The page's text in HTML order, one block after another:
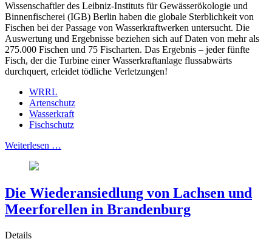
Wissenschaftler des Leibniz-Instituts für Gewässerökologie und
Binnenfischerei (IGB) Berlin haben die globale Sterblichkeit von
Fischen bei der Passage von Wasserkraftwerken untersucht. Die
Auswertung und Ergebnisse beziehen sich auf Daten von mehr als
275.000 Fischen und 75 Fischarten. Das Ergebnis – jeder fünfte
Fisch, der die Turbine einer Wasserkraftanlage flussabwärts
durchquert, erleidet tödliche Verletzungen!
WRRL
Artenschutz
Wasserkraft
Fischschutz
Weiterlesen …
Die Wiederansiedlung von Lachsen und
Meerforellen in Brandenburg
Details